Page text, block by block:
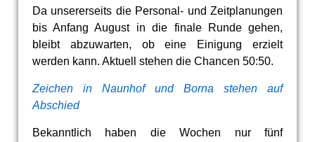
Da unsererseits die Personal- und Zeitplanungen
bis Anfang August in die finale Runde gehen,
bleibt abzuwarten, ob eine Einigung erzielt
werden kann. Aktuell stehen die Chancen 50:50.
Zeichen in Naunhof und Borna stehen auf
Abschied
Bekanntlich haben die Wochen nur fünf